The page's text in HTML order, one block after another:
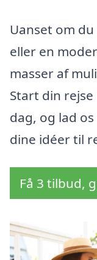
Uanset om
eller en
masser af
Start din
dag, og lad
dine idéer til
Få 3 tilbud,